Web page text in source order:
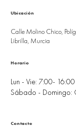
Ubicación
Calle Molino Chico,
Librilla, Murcia
Lun - Vie: 7:00- 16:00
Sábado - Domingo:
Horario
Contacto